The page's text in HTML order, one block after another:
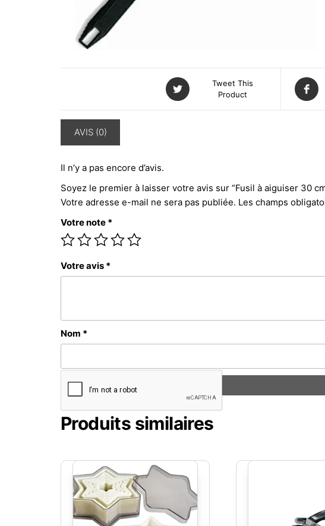
Tweet This
Product
AVIS (0)
Il n’y a pas encore d’avis.
Soyez le premier à laisser votre avis sur “Fusil à aiguiser 30
Votre adresse e-mail ne sera pas publiée. Les champs
Votre note *
Votre avis *
Nom *
Produits similaires